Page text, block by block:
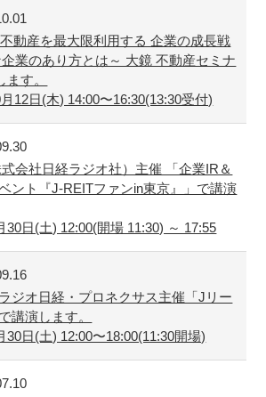
動産を最大限利用する 企業の成長戦
業のあり方とは～ 大鏡 不動産セミナ
す。
12日(木) 14:00〜16:30(13:30受付)
会社日経ラジオ社）主催 「企業IR＆
ント『J-REITファンin東京』」で講演
30日(土) 12:00(開場 11:30) ～ 17:55
ジオ日経・プロネクサス主催「Jリー
講演します。
30日(土) 12:00〜18:00(11:30開場)